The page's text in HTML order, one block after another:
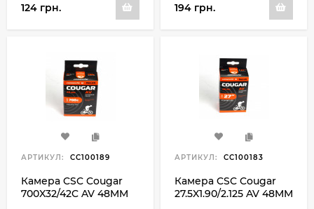
124 грн. 194 грн.
АРТИКУЛ: CC100189
Камера CSC Cougar
700X32/42C AV 48MM
АРТИКУЛ: CC100183
Камера CSC Cougar
27.5X1.90/2.125 AV 48MM